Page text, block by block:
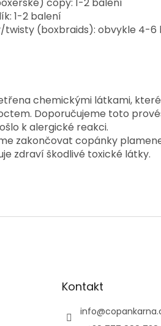
1-2 balení
twisty (boxbraids): obvykle 4-6
chemickými látkami,
Doporučujeme toto
k alergické reakci.
zakončovat copánky
zdraví škodlivé toxické látky.
Kontakt
info@